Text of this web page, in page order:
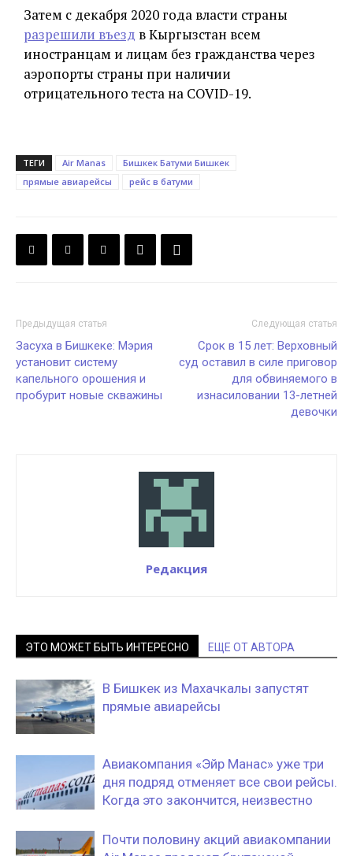
Затем с декабря 2020 года власти страны
разрешили въезд в Кыргызстан всем
иностранцам и лицам без гражданства через
аэропорты страны при наличии
отрицательного теста на COVID-19.
ТЕГИ Air Manas
Бишкек Батуми Бишкек
прямые авиарейсы
рейс в батуми
Предыдущая статья
Засуха в Бишкеке: Мэрия
установит систему
капельного орошения и
пробурит новые скважины
Следующая статья
Срок в 15 лет: Верховный
суд оставил в силе приговор
для обвиняемого в
изнасиловании 13-летней
девочки
Редакция
ЭТО МОЖЕТ БЫТЬ ИНТЕРЕСНО ЕЩЕ ОТ АВТОРА
В Бишкек из Махачкалы запустят
прямые авиарейсы
Авиакомпания «Эйр Манас» уже три
дня подряд отменяет все свои рейсы.
Когда это закончится, неизвестно
Почти половину акций авиакомпании